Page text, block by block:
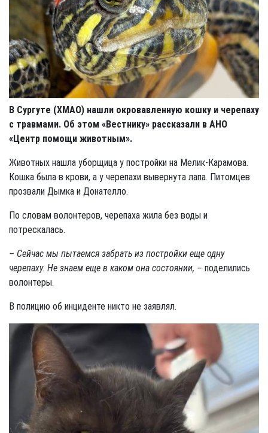
В Сургуте (ХМАО) нашли окровавленную кошку и черепаху
с травмами. Об этом «Вестнику» рассказали в АНО
«Центр помощи животным».
Животных нашла уборщица у постройки на Мелик-Карамова.
Кошка была в крови, а у черепахи вывернута лапа. Питомцев
прозвали Дымка и Донателло.
По словам волонтеров, черепаха жила без воды и
потрескалась.
– Сейчас мы пытаемся забрать из постройки еще одну
черепаху. Не знаем еще в каком она состоянии, – поделились
волонтеры.
В полицию об инциденте никто не заявлял.